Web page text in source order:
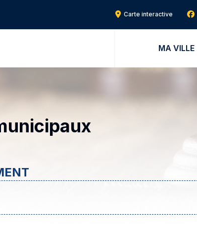
Carte interactive
MA VILLE